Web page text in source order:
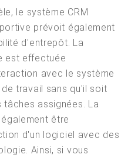
le système CRM
prévoit également
d'entrepôt. La
est effectuée
avec le système
travail sans qu'il soit
assignées. La
être
d'un logiciel avec des
Ainsi, si vous